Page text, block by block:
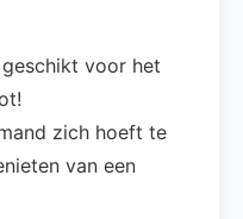
voor het
zich hoeft te
van een